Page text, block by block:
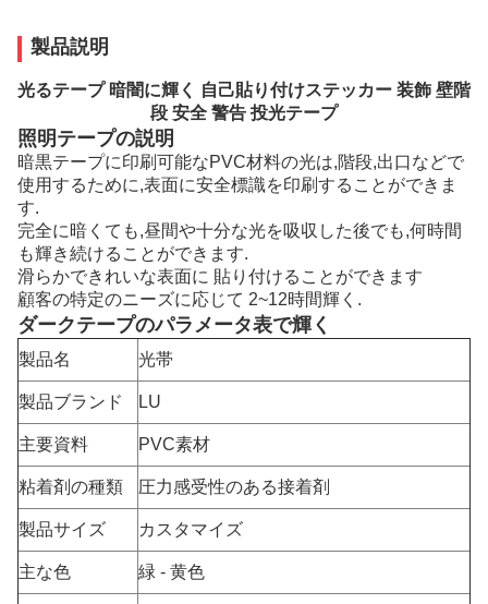
製品説明
光るテープ 暗闇に輝く 自己貼り付けステッカー 装飾 壁階
段 安全 警告 投光テープ
照明テープの説明
暗黒テープに印刷可能なPVC材料の光は,階段,出口などで
使用するために,表面に安全標識を印刷することができま
す.
完全に暗くても,昼間や十分な光を吸収した後でも,何時間
も輝き続けることができます.
滑らかできれいな表面に 貼り付けることができます
顧客の特定のニーズに応じて 2~12時間輝く.
ダークテープのパラメータ表で輝く
製品名 光帯
製品ブランド LU
主要資料 PVC素材
粘着剤の種類 圧力感受性のある接着剤
製品サイズ カスタマイズ
主な色 緑 - 黄色